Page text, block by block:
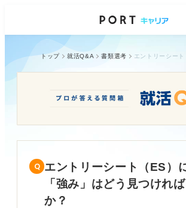
トップ 就活Q&A 書類選考
エントリーシート（ES）
「強み」はどう見つけれ
か？